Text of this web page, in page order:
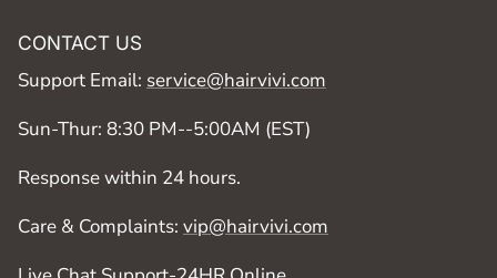
CONTACT US
Support Email: service@hairvivi.com
Sun-Thur: 8:30 PM--5:00AM (EST)
Response within 24 hours.
Care & Complaints: vip@hairvivi.com